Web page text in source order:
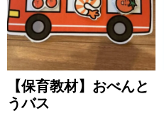
【保育教材】おべんと
うバス